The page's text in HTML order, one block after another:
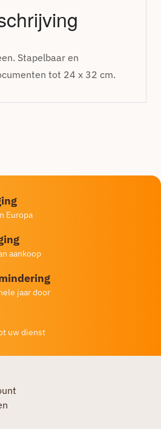
Stapelbaar en
tot 24 x 32 cm.
Europa
aankoop
jaar door
uw dienst